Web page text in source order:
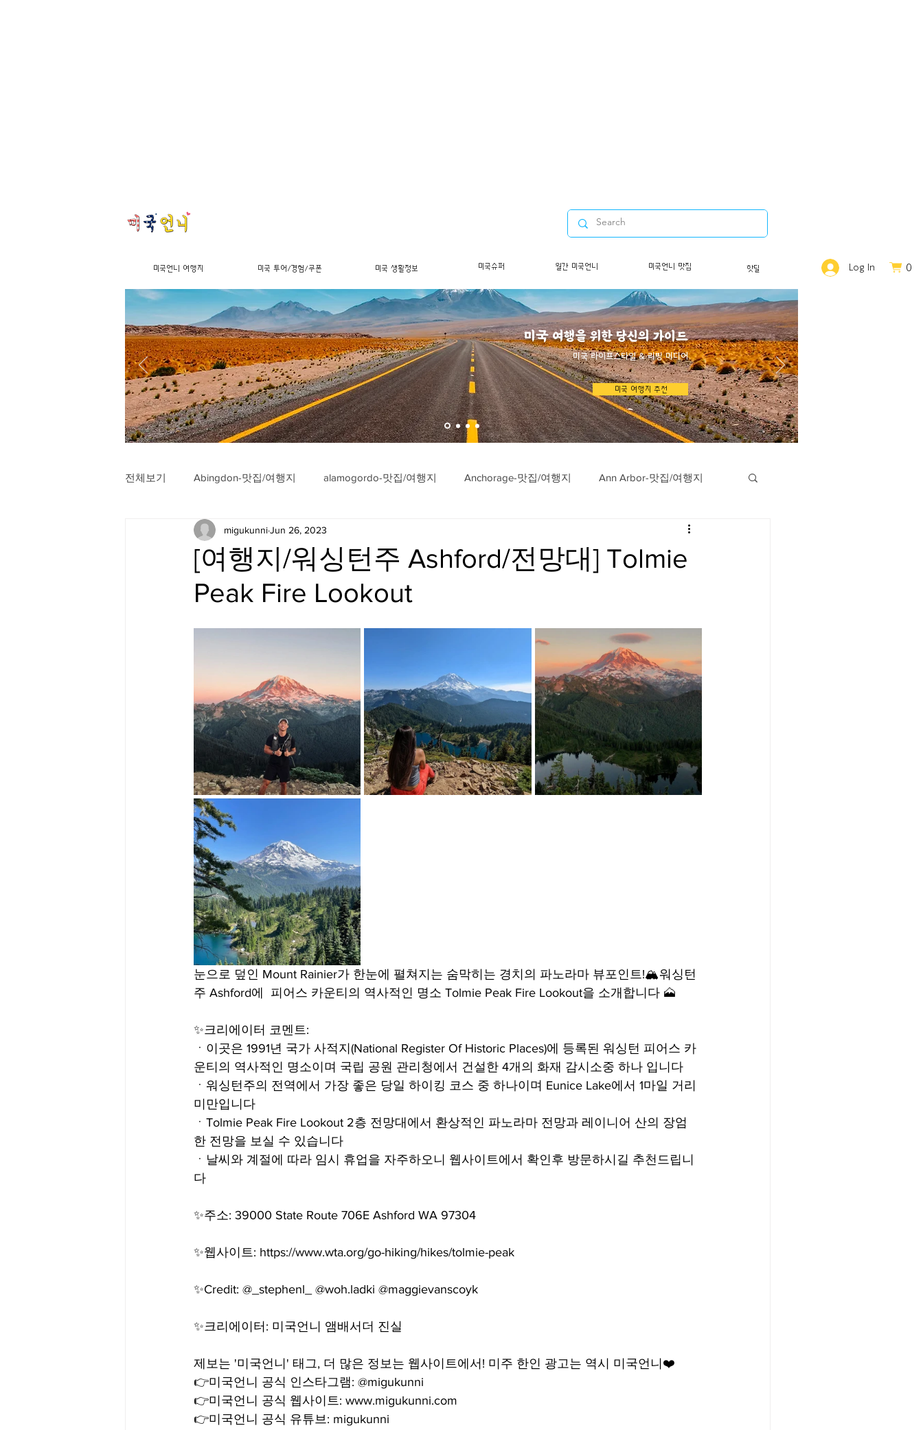
미국 여행을 위한 당신의 가이드
​미국 라이프스타일 & 리빙 미디어
미국 여행지 추천
전체보기 Abingdon-맛집/여행지 alamogordo-맛집/여행지 Anchorage-맛집/여행지 Ann Arbor-맛집/여행지
Arlington-맛집/여행지 Arlington-맛집/여행지 Austin-맛집/여행지
Badlands-맛집/여행지 Baltimore-맛집/여행지 Bar Harbor-맛집/여행지
Boone-맛집/여행지
Boston-맛집/여행지 Boulder City-맛집/여행지 Brawley-맛집/여행지 Bretton Woods-맛집/여행지
Bronx-맛집/여행지 Bryce Canyon-맛집/여행지 Buena Park-맛집/여행지 Calipatria-맛집/여행지
Cambridge-맛집/여행지
Centerport-맛집/여행지
[여행지/워싱턴주 Ashford/전망대] Tolmie
Peak Fire Lookout
migukunniJun 26, 2023
눈으로 덮인 Mount Rainier가 한눈에 펼쳐지는 숨막히는 경치의 파노라마 뷰포인트!🏔워싱턴
주 Ashford에  피어스 카운티의 역사적인 명소 Tolmie Peak Fire Lookout을 소개합니다 🗻
✨크리에이터 코멘트:
ㆍ이곳은 1991년 국가 사적지(National Register Of Historic Places)에 등록된 워싱턴 피어스 카
운티의 역사적인 명소이며 국립 공원 관리청에서 건설한 4개의 화재 감시소중 하나 입니다
ㆍ워싱턴주의 전역에서 가장 좋은 당일 하이킹 코스 중 하나이며 Eunice Lake에서 1마일 거리
미만입니다
ㆍTolmie Peak Fire Lookout 2층 전망대에서 환상적인 파노라마 전망과 레이니어 산의 장엄
한 전망을 보실 수 있습니다
ㆍ날씨와 계절에 따라 임시 휴업을 자주하오니 웹사이트에서 확인후 방문하시길 추천드립니
다
✨주소: 39000 State Route 706E Ashford WA 97304
✨웹사이트: https://www.wta.org/go-hiking/hikes/tolmie-peak
✨Credit: @_stephenl_ @woh.ladki @maggievanscoyk
✨크리에이터: 미국언니 앰배서더 진실
제보는 '미국언니' 태그, 더 많은 정보는 웹사이트에서! 미주 한인 광고는 역시 미국언니❤️
👉미국언니 공식 인스타그램: @migukunni
👉미국언니 공식 웹사이트: www.migukunni.com
👉미국언니 공식 유튜브: migukunni
미국언니 여행지 미국 투어/경험/쿠폰 미국 생활정보 미국슈퍼 월간 미국언니 미국언니 맛집 핫딜 Log In 0